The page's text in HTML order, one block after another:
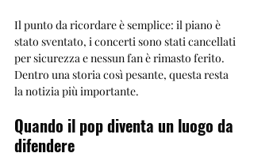
Il punto da ricordare è semplice: il piano è
stato sventato, i concerti sono stati cancellati
per sicurezza e nessun fan è rimasto ferito.
Dentro una storia così pesante, questa resta
la notizia più importante.
Quando il pop diventa un luogo da
difendere